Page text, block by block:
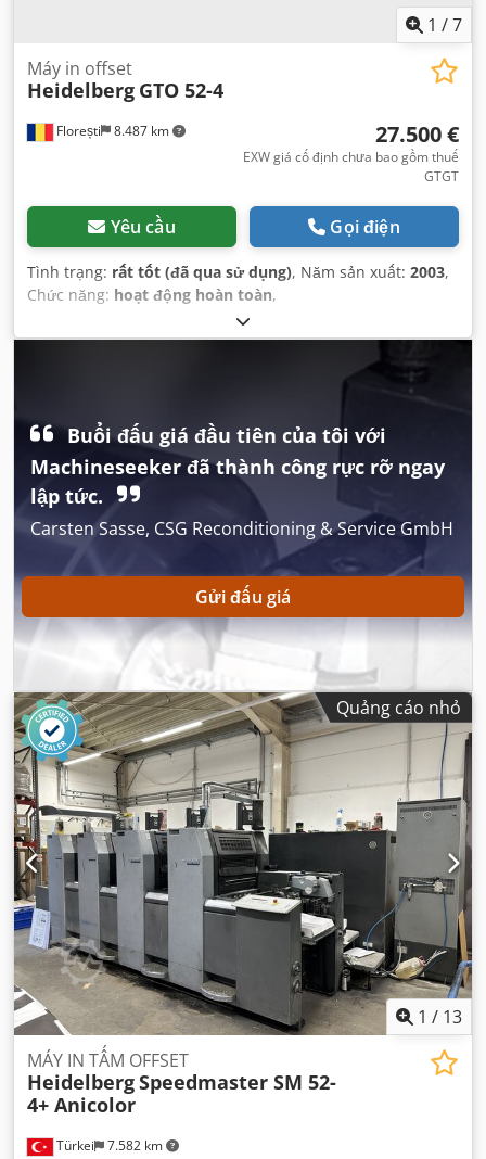
1 /7
Florești 8.487 km
Máy in offset
Heidelberg GTO 52-4
27.500 €
EXW giá cố định chưa bao gồm thuế
GTGT
Yêu cầu Gọi điện
Tình trạng: rất tốt (đã qua sử dụng), Năm sản xuất: 2003,
Chức năng: hoạt động hoàn toàn,
Buổi đấu giá đầu tiên của tôi với
Machineseeker đã thành công rực rỡ ngay
lập tức.
Carsten Sasse, CSG Reconditioning & Service GmbH
Gửi đấu giá
Quảng cáo nhỏ
1 / 13
Türkei 7.582 km
MÁY IN TẤM OFFSET
HeidelbergSpeedmaster SM 52-
4+ Anicolor